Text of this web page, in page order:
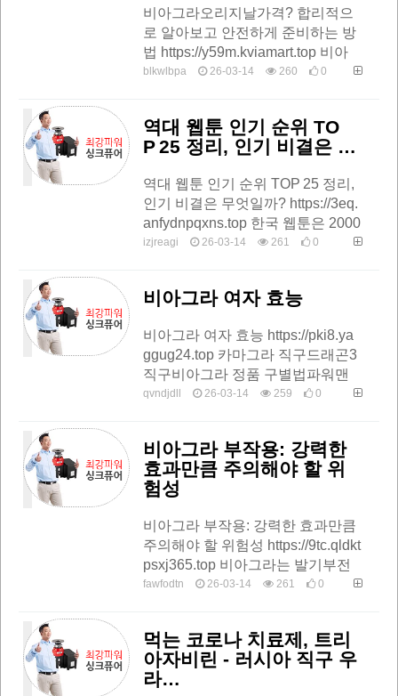
비아그라오리지날가격? 합리적으
로 알아보고 안전하게 준비하는 방
법 https://y59m.kviamart.top 비아
그라오리지날가격이 얼마나 되는
blkwlbpa 26-03-14 260 0
역대 웹툰 인기 순위 TO
P 25 정리, 인기 비결은 …
역대 웹툰 인기 순위 TOP 25 정리,
인기 비결은 무엇일까? https://3eq.
anfydnpqxns.top 한국 웹툰은 2000
년대 중반부터 네이버 웹툰과 다음
izjreagi 26-03-14 261 0
비아그라 여자 효능
비아그라 여자 효능 https://pki8.ya
ggug24.top 카마그라 직구드래곤3
직구비아그라 정품 구별법파워맨
시알리스 지속시간프릴리지 약국
qvndjdll 26-03-14 259 0
비아그라 부작용: 강력한
효과만큼 주의해야 할 위
험성
비아그라 부작용: 강력한 효과만큼
주의해야 할 위험성 https://9tc.qldkt
psxj365.top 비아그라는 발기부전
치료에 탁월한 효과를 보이지만, 그
fawfodtn 26-03-14 261 0
먹는 코로나 치료제, 트리
아자비린 - 러시아 직구 우
라…